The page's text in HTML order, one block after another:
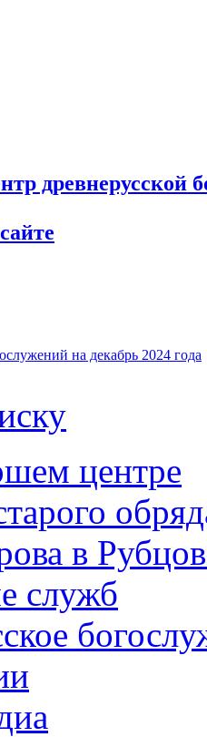
древнерусской
на декабрь 2024 года
центре
в
служб